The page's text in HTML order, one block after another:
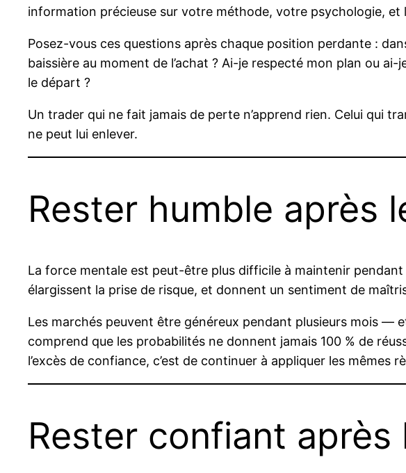
information précieuse sur votre méthode, votre psychologie, et
Posez-vous ces questions après chaque position perdante :
baissière au moment de l’achat ? Ai-je respecté mon plan ou
le départ ?
Un trader qui ne fait jamais de perte n’apprend rien. Celui qui
ne peut lui enlever.
Rester humble après
La force mentale est peut-être plus difficile à maintenir pendant
élargissent la prise de risque, et donnent un sentiment de
Les marchés peuvent être généreux pendant plusieurs mois —
comprend que les probabilités ne donnent jamais 100 % de
l’excès de confiance, c’est de continuer à appliquer les mêmes
Rester confiant après